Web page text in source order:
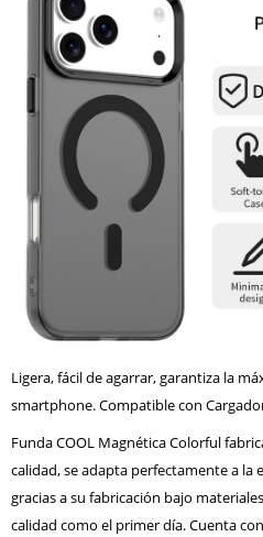
Ligera, fácil de agarrar, garantiza la
smartphone. Compatible con
Funda COOL Magnética Colorful
calidad, se adapta perfectamente a
gracias a su fabricación bajo
calidad como el primer día. Cuenta